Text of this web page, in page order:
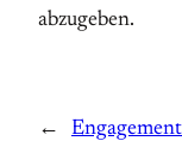
abzugeben.
←